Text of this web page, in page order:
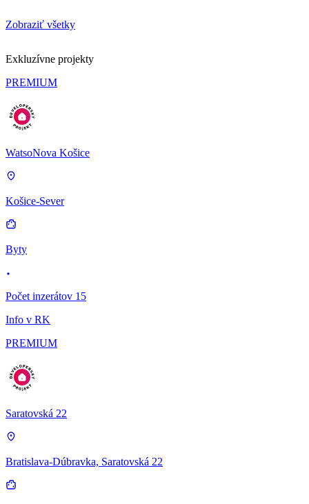
Zobraziť všetky
Exkluzívne projekty
PREMIUM
WatsoNova Košice
Košice-Sever
Byty
Počet inzerátov 15
Info v RK
PREMIUM
Saratovská 22
Bratislava-Dúbravka, Saratovská 22